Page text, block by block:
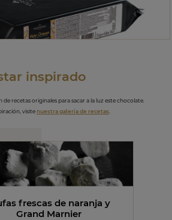
inspirado
de recetas originales para sacar a la luz este chocolate.
visitenuestra galería de recetas.
frescas de naranja y
Grand Marnier